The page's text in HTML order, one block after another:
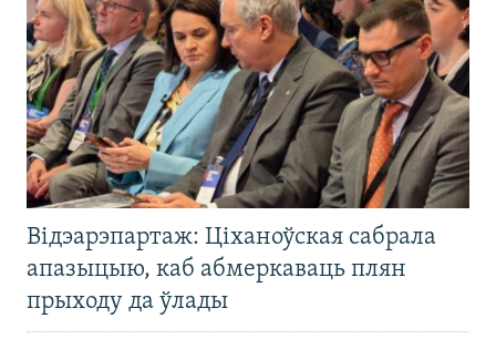
Відэарэпартаж: Ціханоўская сабрала
апазыцыю, каб абмеркаваць плян
прыходу да ўлады